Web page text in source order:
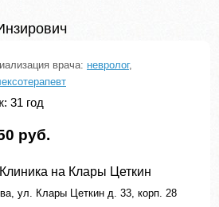
врача: невролог,
31 год
руб.
на Клары Цеткин
ул. Клары Цеткин д. 33, корп. 28